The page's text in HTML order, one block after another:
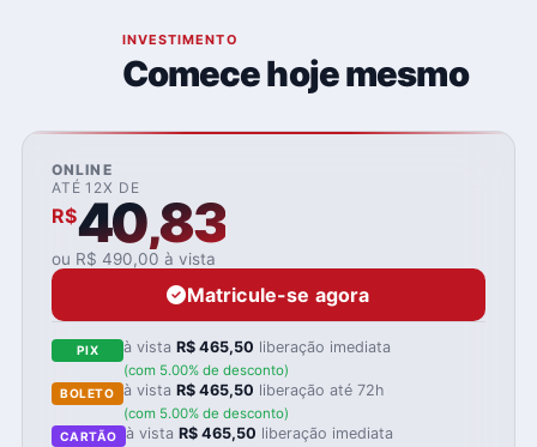
INVESTIMENTO
Comece hoje mesmo
ONLINE
ATÉ 12X DE
R$40,83
ou R$ 490,00 à vista
Matricule-se agora
PIX à vistaR$ 465,50 liberação imediata
(com 5.00% de desconto)
BOLETO à vistaR$ 465,50 liberação até 72h
(com 5.00% de desconto)
CARTÃO à vista R$ 465,50 liberação imediata